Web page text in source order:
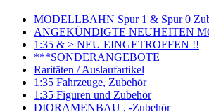
MODELLBAHN Spur 1 & Spur 0
ANGEKÜNDIGTE NEUHEITEN
1:35 & > NEU EINGETROFFEN !!
***SONDERANGEBOTE
Raritäten / Auslaufartikel
1:35 Fahrzeuge, Zubehör
1:35 Figuren und Zubehör
DIORAMENBAU , -Zubehör